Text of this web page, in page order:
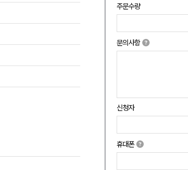
주문수량
문의사항
신청자
휴대폰